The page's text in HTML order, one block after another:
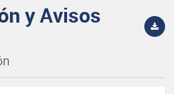
y Avisos